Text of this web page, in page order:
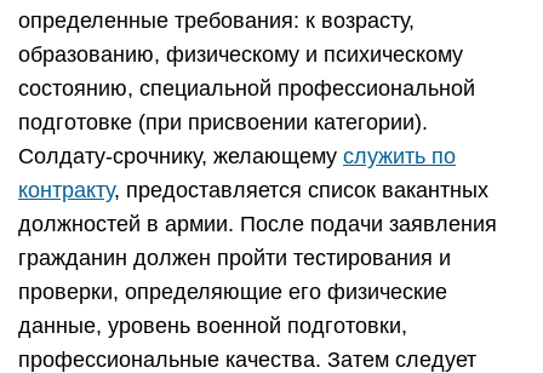
определенные требования: к возрасту,
образованию, физическому и психическому
состоянию, специальной профессиональной
подготовке (при присвоении категории).
Солдату-срочнику, желающему служить по
контракту, предоставляется список вакантных
должностей в армии. После подачи заявления
гражданин должен пройти тестирования и
проверки, определяющие его физические
данные, уровень военной подготовки,
профессиональные качества. Затем следует